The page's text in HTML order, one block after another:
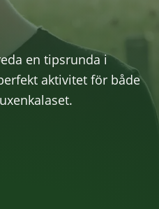
en tipsrunda i
aktivitet för både